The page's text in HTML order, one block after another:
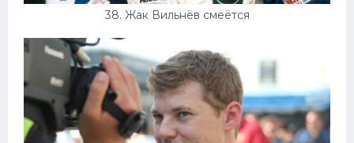
38. Жак Вильнёв смеётся